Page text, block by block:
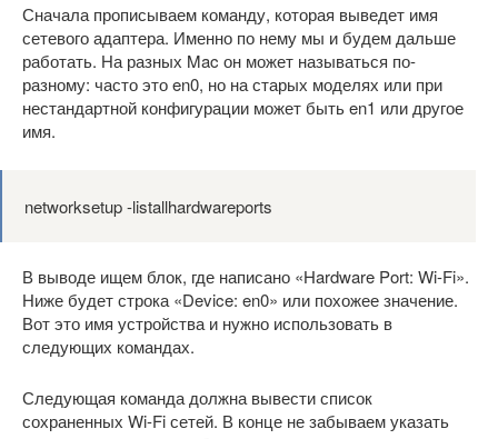
Сначала прописываем команду, которая выведет имя
сетевого адаптера. Именно по нему мы и будем дальше
работать. На разных Mac он может называться по-
разному: часто это en0, но на старых моделях или при
нестандартной конфигурации может быть en1 или другое
имя.
networksetup -listallhardwareports
В выводе ищем блок, где написано «Hardware Port: Wi-Fi».
Ниже будет строка «Device: en0» или похожее значение.
Вот это имя устройства и нужно использовать в
следующих командах.
Следующая команда должна вывести список
сохраненных Wi-Fi сетей. В конце не забываем указать